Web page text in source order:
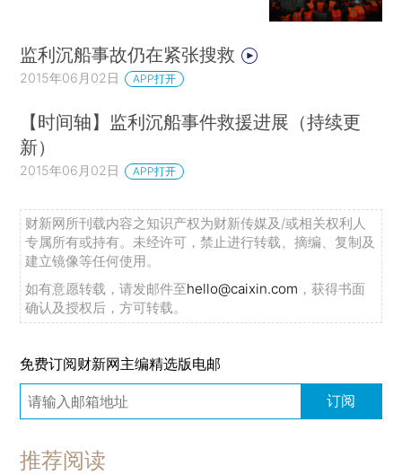
监利沉船事故仍在紧张搜救
2015年06月02日 APP打开
【时间轴】监利沉船事件救援进展（持续更
新）
2015年06月02日 APP打开
财新网所刊载内容之知识产权为财新传媒及/或相关权利人
专属所有或持有。未经许可，禁止进行转载、摘编、复制及
建立镜像等任何使用。
如有意愿转载，请发邮件至hello@caixin.com ，获得书面
确认及授权后，方可转载。
免费订阅财新网主编精选版电邮
订阅
推荐阅读